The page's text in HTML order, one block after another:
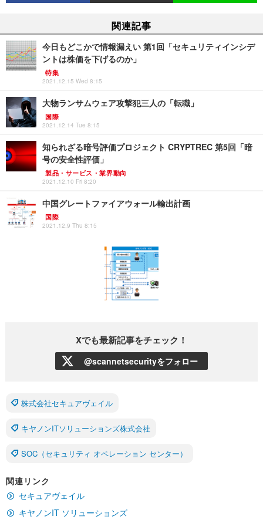
関連記事
今日もどこかで情報漏えい 第1回「セキュリティインシデ
ントは株価を下げるのか」
特集
2021.12.15 Wed 8:15
大物ランサムウェア攻撃犯三人の「転職」
国際
2021.12.14 Tue 8:15
知られざる暗号評価プロジェクト CRYPTREC 第5回「暗
号の安全性評価」
製品・サービス・業界動向
2021.12.10 Fri 8:20
中国グレートファイアウォール輸出計画
国際
2021.12.9 Thu 8:15
Xでも最新記事をチェック！
@scannetsecurityをフォロー
株式会社セキュアヴェイル
キヤノンITソリューションズ株式会社
SOC（セキュリティ オペレーション センター）
関連リンク
セキュアヴェイル
キヤノンIT ソリューションズ